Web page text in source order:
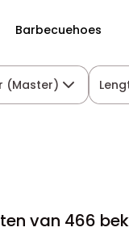
Barbecuehoes
(Master)
van 466